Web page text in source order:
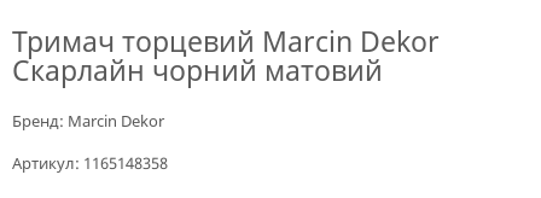
Тримач торцевий Marcin Dekor
Скарлайн чорний матовий
Бренд: Marcin Dekor
Артикул: 1165148358